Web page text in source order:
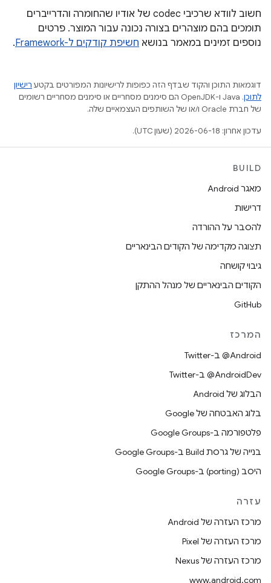
חשוב לוודא שרכיבי codec של אודיו שהחומרה והדרייברים
תומכים בהם מוצהרים בצורה נכונה עבור המוצר. פרטים
נוספים זמינים במאמר בנושא חשיפת קודקים ל-Framework .
דוגמאות התוכן והקוד שבדף הזה כפופות לרישיונות המפורטים בקטע רישיון
לתוכן
.‏ Java ו-OpenJDK הם סימנים מסחריים או סימנים מסחריים רשומים
של חברת Oracle ו/או של השותפים העצמאיים שלה.
עדכון אחרון: 2026-06-18 (שעון UTC).
BUILD
מאגר Android
דרישות
להסבר על ההורדה
תצוגה מקדימה של הקודים הבינאריים
גיבוי קושחה
הקודים הבינאריים של מנהל ההתקן
GitHub
המרכז
‎@Android ב-Twitter
‎@AndroidDev ב-Twitter
הבלוג של Android
בלוג האבטחה של Google
פלטפורמה ב-Google Groups
בנייה של גרסת Build ב-Google Groups
היסב (porting) ב-Google Groups
עזרה
מרכז העזרה של Android
מרכז העזרה של Pixel
מרכז העזרה של Nexus
www.android.com